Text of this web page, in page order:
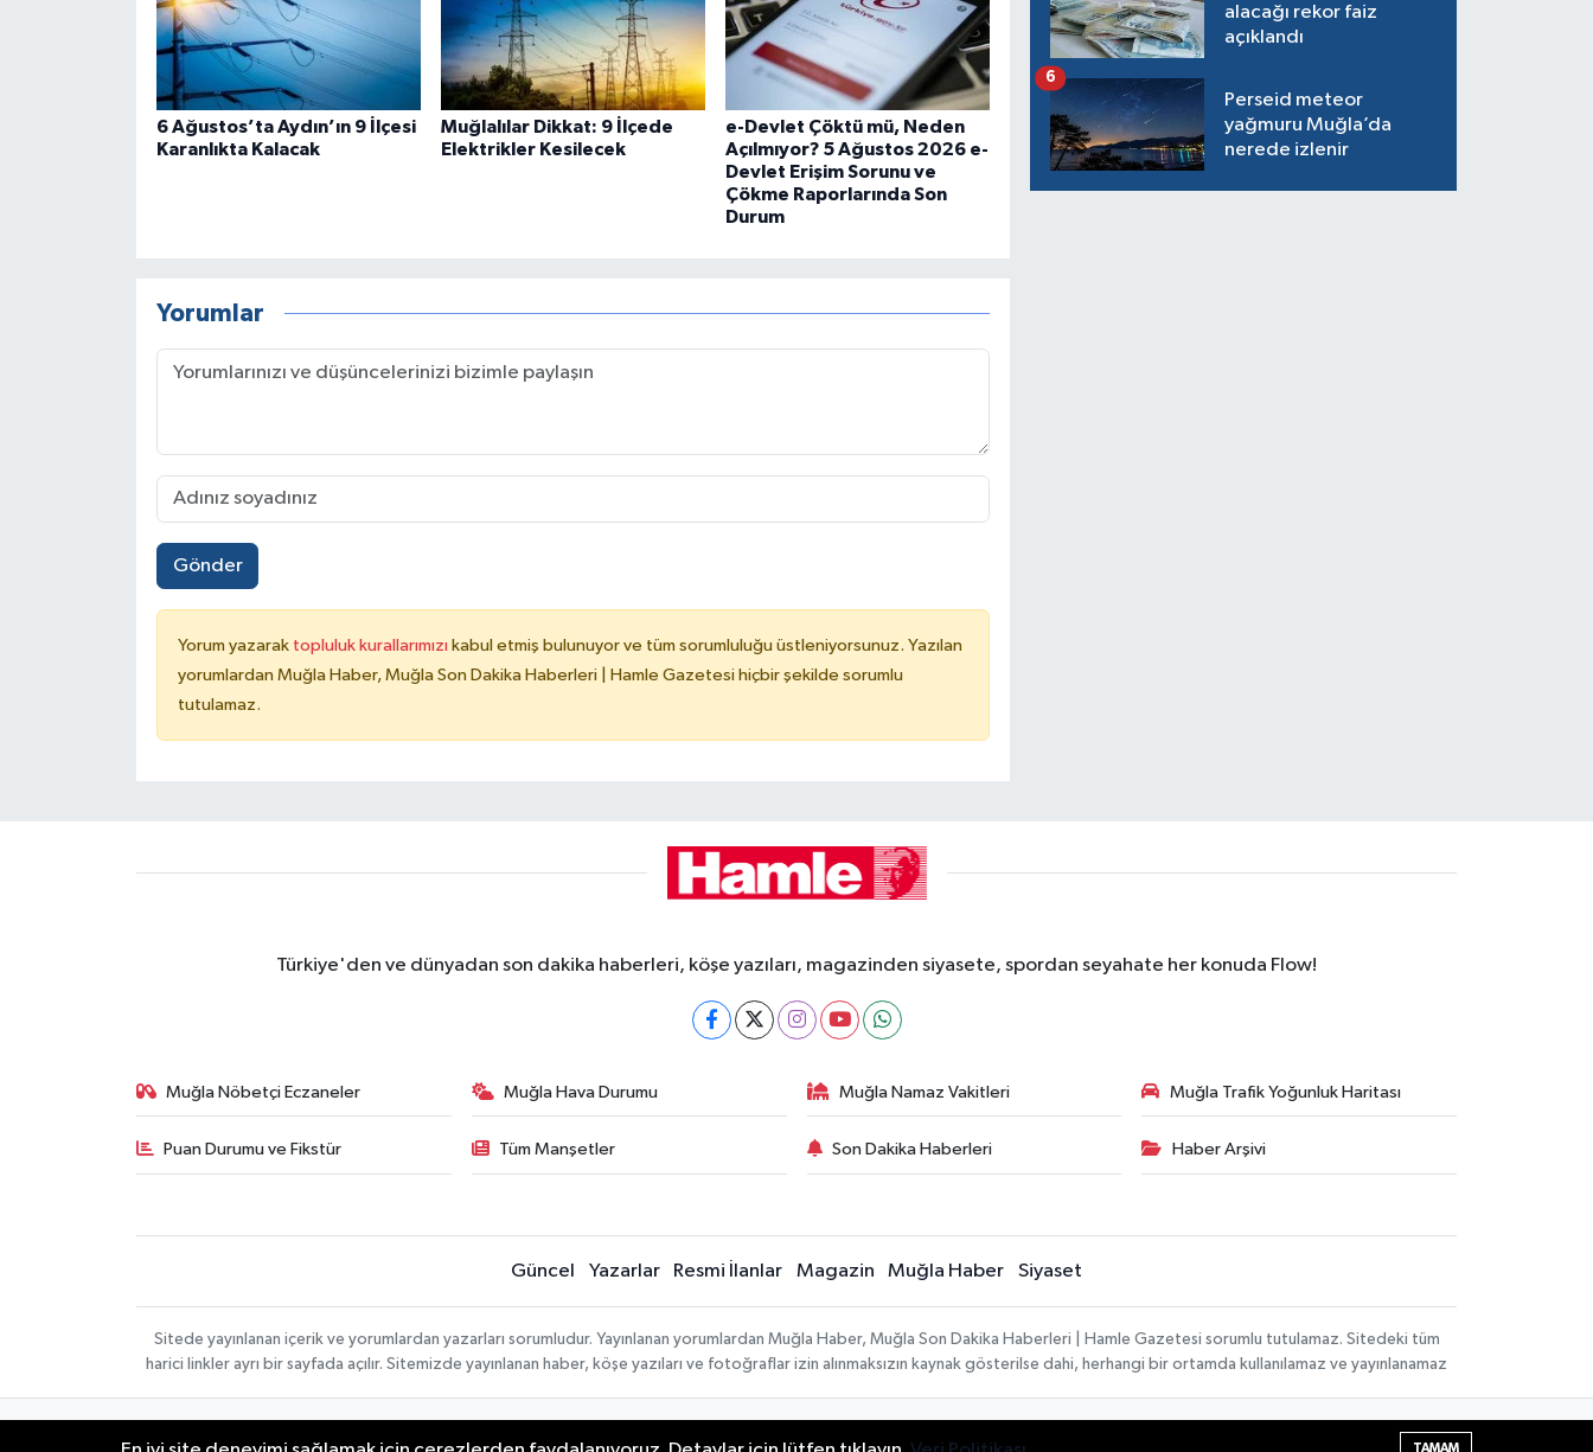
6 Ağustos’ta Aydın’ın 9 İlçesi
Karanlıkta Kalacak
Muğlalılar Dikkat: 9 İlçede
Elektrikler Kesilecek
e-Devlet Çöktü mü, Neden
Açılmıyor? 5 Ağustos 2026 e-
Devlet Erişim Sorunu ve
Çökme Raporlarında Son
Durum
Yorumlar
Gönder
Yorum yazarak topluluk kurallarımızı kabul etmiş bulunuyor ve tüm sorumluluğu üstleniyorsunuz. Yazılan
yorumlardan Muğla Haber, Muğla Son Dakika Haberleri | Hamle Gazetesi hiçbir şekilde sorumlu
tutulamaz.
alacağı rekor faiz
açıklandı
Perseid meteor
yağmuru Muğla’da
nerede izlenir
6
Türkiye'den ve dünyadan son dakika haberleri, köşe yazıları, magazinden siyasete, spordan seyahate her konuda Flow!
Muğla Nöbetçi Eczaneler Muğla Hava Durumu Muğla Namaz Vakitleri Muğla Trafik Yoğunluk Haritası
Puan Durumu ve Fikstür Tüm Manşetler Son Dakika Haberleri Haber Arşivi
Güncel Yazarlar Resmi İlanlar Magazin Muğla Haber Siyaset
Sitede yayınlanan içerik ve yorumlardan yazarları sorumludur. Yayınlanan yorumlardan Muğla Haber, Muğla Son Dakika Haberleri | Hamle Gazetesi sorumlu tutulamaz. Sitedeki tüm
harici linkler ayrı bir sayfada açılır. Sitemizde yayınlanan haber, köşe yazıları ve fotoğraflar izin alınmaksızın kaynak gösterilse dahi, herhangi bir ortamda kullanılamaz ve yayınlanamaz
| Copyright © 2026
TAMAM